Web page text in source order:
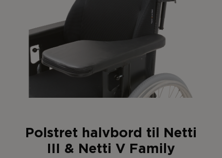
Polstret halvbord til Netti
III & Netti V Family